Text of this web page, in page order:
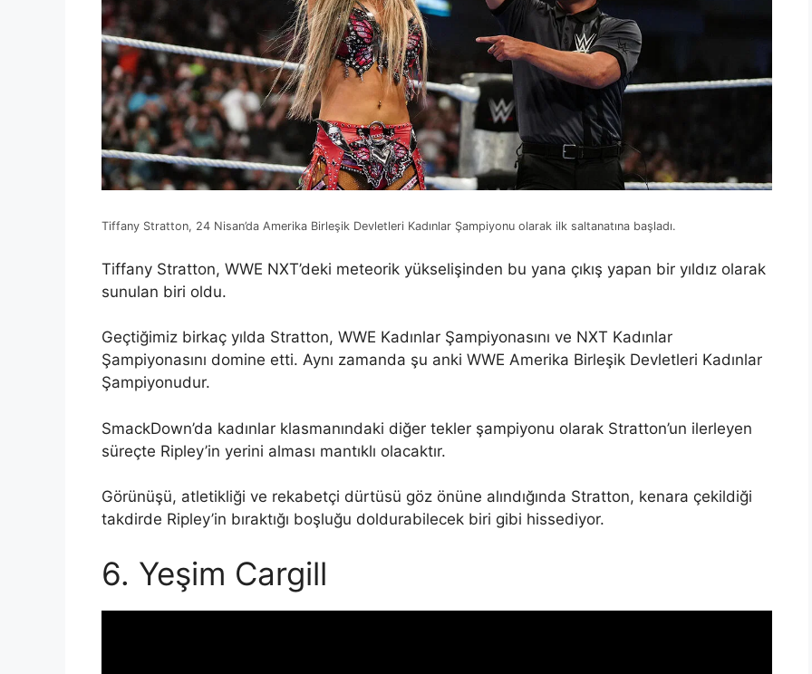
Tiffany Stratton, 24 Nisan’da Amerika Birleşik Devletleri Kadınlar Şampiyonu olarak ilk saltanatına başladı.
Tiffany Stratton, WWE NXT’deki meteorik yükselişinden bu yana çıkış yapan bir yıldız olarak
sunulan biri oldu.
Geçtiğimiz birkaç yılda Stratton, WWE Kadınlar Şampiyonasını ve NXT Kadınlar
Şampiyonasını domine etti. Aynı zamanda şu anki WWE Amerika Birleşik Devletleri Kadınlar
Şampiyonudur.
SmackDown’da kadınlar klasmanındaki diğer tekler şampiyonu olarak Stratton’un ilerleyen
süreçte Ripley’in yerini alması mantıklı olacaktır.
Görünüşü, atletikliği ve rekabetçi dürtüsü göz önüne alındığında Stratton, kenara çekildiği
takdirde Ripley’in bıraktığı boşluğu doldurabilecek biri gibi hissediyor.
6. Yeşim Cargill